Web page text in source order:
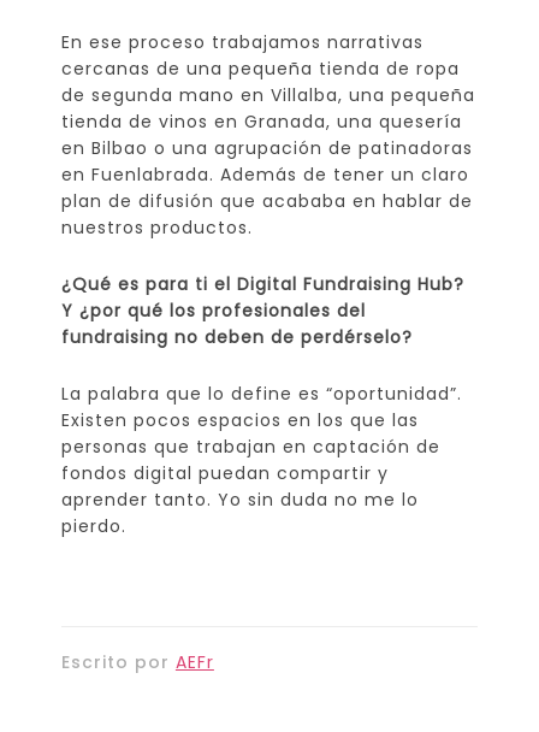
En ese proceso trabajamos narrativas
cercanas de una pequeña tienda de ropa
de segunda mano en Villalba, una pequeña
tienda de vinos en Granada, una quesería
en Bilbao o una agrupación de patinadoras
en Fuenlabrada. Además de tener un claro
plan de difusión que acababa en hablar de
nuestros productos.
¿Qué es para ti el Digital Fundraising Hub?
Y ¿por qué los profesionales del
fundraising no deben de perdérselo?
La palabra que lo define es “oportunidad”.
Existen pocos espacios en los que las
personas que trabajan en captación de
fondos digital puedan compartir y
aprender tanto. Yo sin duda no me lo
pierdo.
Escrito por AEFr